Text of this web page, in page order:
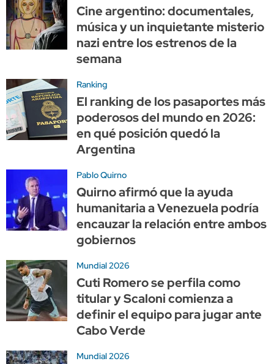
Cine argentino: documentales,
música y un inquietante misterio
nazi entre los estrenos de la
semana
Ranking
El ranking de los pasaportes más
poderosos del mundo en 2026:
en qué posición quedó la
Argentina
Pablo Quirno
Quirno afirmó que la ayuda
humanitaria a Venezuela podría
encauzar la relación entre ambos
gobiernos
Mundial 2026
Cuti Romero se perfila como
titular y Scaloni comienza a
definir el equipo para jugar ante
Cabo Verde
Mundial 2026